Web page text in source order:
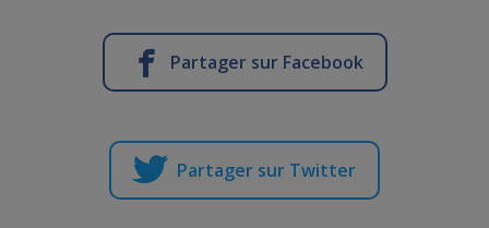
Partager sur Facebook
Partager sur Twitter